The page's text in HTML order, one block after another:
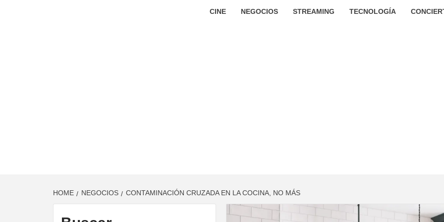
CINE NEGOCIOS STREAMING TECNOLOGÍA
HOME NEGOCIOS CONTAMINACIÓN CRUZADA EN LA COCINA, NO MÁS